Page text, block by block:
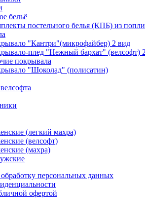
бельё
постельного белья (КПБ) из
"Кантри"(микрофайбер) 2 вид
плед "Нежный бархат" (велсофт)
покрывала
"Шоколад" (полисатин)
(легкий махра)
(велсофт)
(махра)
персональных данных
офертой